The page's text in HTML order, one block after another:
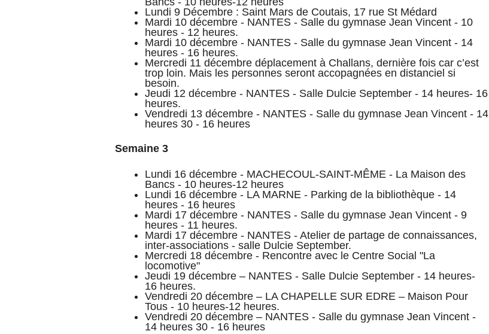
Lundi 9 Décembre : Saint Mars de Coutais, 17 rue St Médard
Mardi 10 décembre - NANTES - Salle du gymnase Jean Vincent - 10
heures - 12 heures.
Mardi 10 décembre - NANTES - Salle du gymnase Jean Vincent - 14
heures - 16 heures.
Mercredi 11 décembre déplacement à Challans, dernière fois car c’est
trop loin. Mais les personnes seront accopagnées en distanciel si
besoin.
Jeudi 12 décembre - NANTES - Salle Dulcie September - 14 heures- 16
heures.
Vendredi 13 décembre - NANTES - Salle du gymnase Jean Vincent - 14
heures 30 - 16 heures
Semaine 3
Lundi 16 décembre - MACHECOUL-SAINT-MÊME - La Maison des
Bancs - 10 heures-12 heures
Lundi 16 décembre - LA MARNE - Parking de la bibliothèque - 14
heures - 16 heures
Mardi 17 décembre - NANTES - Salle du gymnase Jean Vincent - 9
heures - 11 heures.
Mardi 17 décembre - NANTES - Atelier de partage de connaissances,
inter-associations - salle Dulcie September.
Mercredi 18 décembre - Rencontre avec le Centre Social "La
locomotive"
Jeudi 19 décembre – NANTES - Salle Dulcie September - 14 heures-
16 heures.
Vendredi 20 décembre – LA CHAPELLE SUR EDRE – Maison Pour
Tous - 10 heures-12 heures.
Vendredi 20 décembre – NANTES - Salle du gymnase Jean Vincent -
14 heures 30 - 16 heures